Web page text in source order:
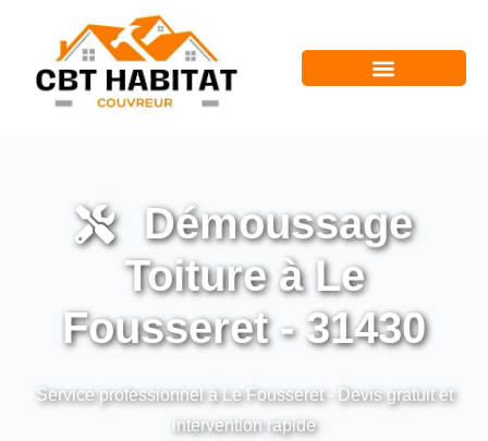
Démoussage
Toiture à Le
Fousseret - 31430
Service professionnel à Le Fousseret - Devis gratuit et
intervention rapide